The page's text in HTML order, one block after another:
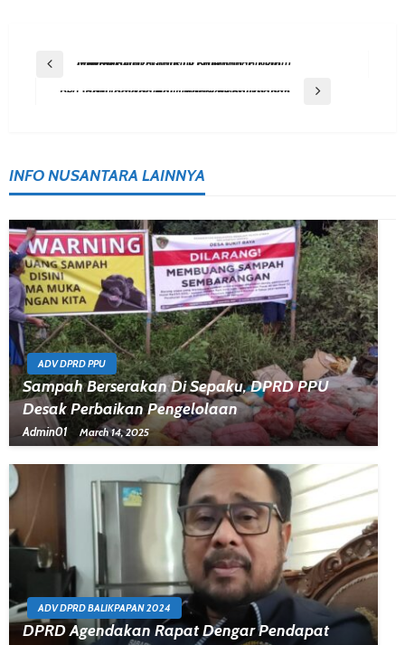
Post
Navigation
Previous Post
IPAL Sekolah Rampung Dibenahi, Program Makan Bergizi Gratis Di Balikpapan Kian Optimal
Next Post
Bea Cukai Balikpapan Edukasi Registrasi IMEI Bagi Jamaah Haji Debarkasi Balikpapan
INFO NUSANTARA LAINNYA
ADV DPRD PPU
Sampah Berserakan Di Sepaku, DPRD PPU
Desak Perbaikan Pengelolaan
Admin01 March 14, 2025
ADV DPRD BALIKPAPAN 2024
DPRD Agendakan Rapat Dengar Pendapat